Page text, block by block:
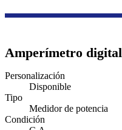
Amperímetro
Personalización
Disponible
Tipo
Medidor de potencia
Condición